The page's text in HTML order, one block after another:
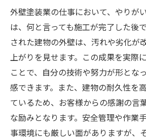
外壁塗装業の仕事において、やりが
は、何と言っても施工が完了した後
された建物の外壁は、汚れや劣化が
上がりを見せます。この成果を実際
ことで、自分の技術や努力が形とな
感できます。また、建物の耐久性を
ているため、お客様からの感謝の言
な励みとなります。安全管理や作業
事環境にも厳しい面がありますが、